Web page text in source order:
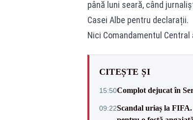
până luni seară, când
Casei Albe pentru declarații.
Nici Comandamentul
CITEȘTE ȘI
15:50Complot dejucat în
09:22Scandal uriaș la